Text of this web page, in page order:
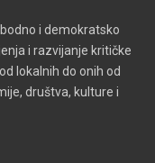
i demokratsko
i razvijanje kritičke
lokalnih do onih od
društva, kulture i